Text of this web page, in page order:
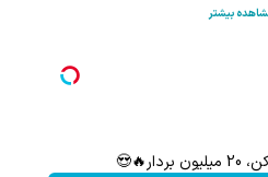
بیشتر